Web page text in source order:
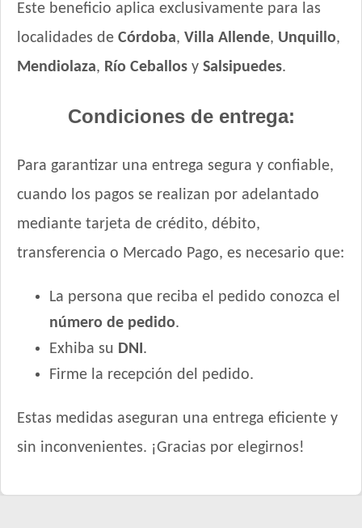
Este beneficio aplica exclusivamente para las
localidades de Córdoba, Villa Allende, Unquillo,
Mendiolaza, Río Ceballos y Salsipuedes.
Condiciones de entrega:
Para garantizar una entrega segura y confiable,
cuando los pagos se realizan por adelantado
mediante tarjeta de crédito, débito,
transferencia o Mercado Pago, es necesario que:
La persona que reciba el pedido conozca el
número de pedido.
Exhiba su DNI.
Firme la recepción del pedido.
Estas medidas aseguran una entrega eficiente y
sin inconvenientes. ¡Gracias por elegirnos!